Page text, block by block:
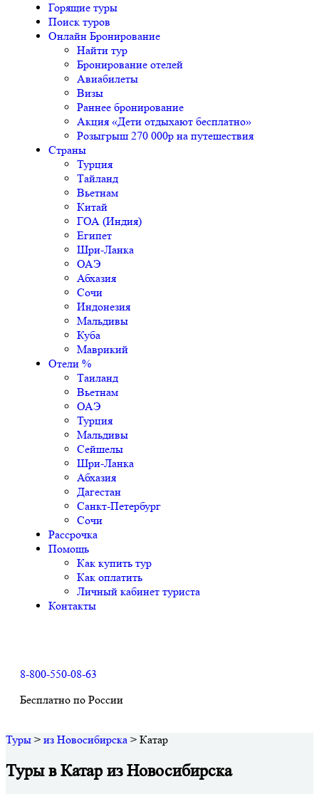
Горящие туры
Поиск туров
Онлайн Бронирование
Найти тур
Бронирование отелей
Авиабилеты
Визы
Раннее бронирование
Акция «Дети отдыхают бесплатно»
Розыгрыш 270 000р на путешествия
Страны
Турция
Тайланд
Вьетнам
Китай
ГОА (Индия)
Египет
Шри-Ланка
ОАЭ
Абхазия
Сочи
Индонезия
Мальдивы
Куба
Маврикий
Отели %
Таиланд
Вьетнам
ОАЭ
Турция
Мальдивы
Сейшелы
Шри-Ланка
Абхазия
Дагестан
Санкт-Петербург
Сочи
Рассрочка
Помощь
Как купить тур
Как оплатить
Личный кабинет туриста
Контакты
8-800-550-08-63
Бесплатно по России
Туры > из Новосибирска > Катар
Туры в Катар из Новосибирска